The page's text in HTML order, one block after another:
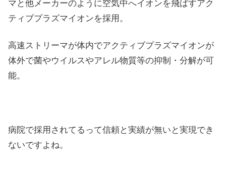
マと他メーカーのように空気中へイオンを飛ばすアク
ティブプラズマイオンを採用。
高速ストリーマが体内でアクティブプラズマイオンが
体外で菌やウイルスやアレル物質等の抑制・分解が可
能。
病院で採用されてるって信頼と実績が無いと実現でき
ないですよね。